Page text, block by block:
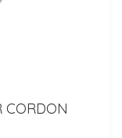
CORDON